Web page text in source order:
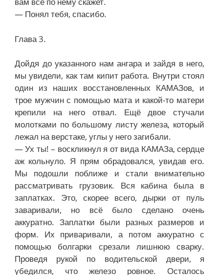
— Понял тебя, спасибо.
Глава 3.
Дойдя до указанного нам ангара и зайдя в него,
мы увидели, как там кипит работа. Внутри стоял
один из наших восстановленных КАМАЗов, и
трое мужчин с помощью мата и какой-то матери
крепили на него отвал. Ещё двое стучали
молотками по большому листу железа, который
лежал на верстаке, углы у него загибали.
— Ух ты! – воскликнул я от вида КАМАЗа, сердце
аж кольнуло. Я прям обрадовался, увидав его.
Мы подошли поближе и стали внимательно
рассматривать грузовик. Вся кабина была в
заплатках. Это, скорее всего, дырки от пуль
заваривали, но всё было сделано очень
аккуратно. Заплатки были разных размеров и
форм. Их приваривали, а потом аккуратно с
помощью болгарки срезали лишнюю сварку.
Проведя рукой по водительской двери, я
убедился, что железо ровное. Осталось